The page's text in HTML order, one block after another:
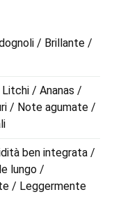
/ Brillante /
/ Ananas /
/ Note agumate /
ben integrata /
lungo /
/ Leggermente